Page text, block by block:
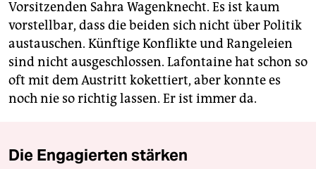
Vorsitzenden Sahra Wagenknecht. Es ist kaum
vorstellbar, dass die beiden sich nicht über Politik
austauschen. Künftige Konflikte und Rangeleien
sind nicht ausgeschlossen. Lafontaine hat schon so
oft mit dem Austritt kokettiert, aber konnte es
noch nie so richtig lassen. Er ist immer da.
Die Engagierten stärken